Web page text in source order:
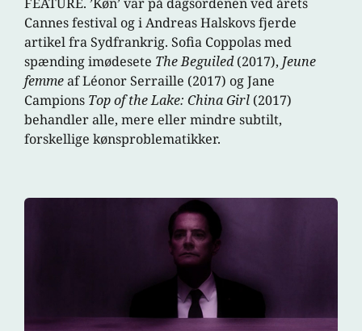
Cannes festival og i Andreas Halskovs fjerde
artikel fra Sydfrankrig. Sofia Coppolas med
spænding imødesete The Beguiled(2017), Jeune
femmeaf Léonor Serraille (2017) og Jane
Campions Top of the Lake: China Girl (2017)
behandler alle, mere eller mindre subtilt,
forskellige kønsproblematikker.